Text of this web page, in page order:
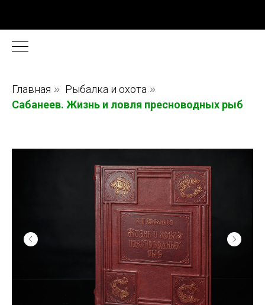
Главная » Рыбалка и охота »
Сабанеев. Жизнь и ловля пресноводных рыб